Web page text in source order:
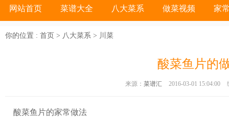
网站首页 菜谱大全 八大菜系 做菜视频 家
你的位置 : 首页 > 八大菜系 > 川菜
酸菜鱼片的
来源： 菜谱汇 2016-03-01 15:04:00
酸菜鱼片的家常做法